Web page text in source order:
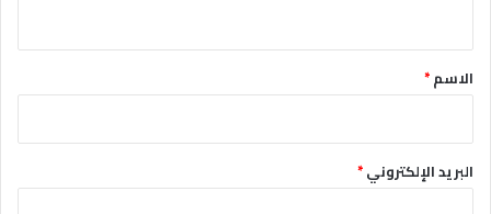
*الاسم*
البريد الإلكتروني*